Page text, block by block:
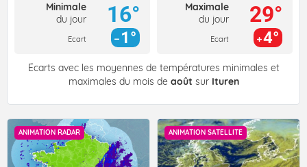
Minimale
du jour
Ecart
16°
1°
Maximale
du jour
Ecart
29°
4°
Écarts avec les moyennes de températures minimales et
maximales du mois de août sur Ituren
ANIMATION RADAR ANIMATION SATELLITE